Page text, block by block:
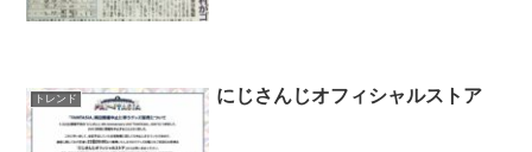
トレンド にじさんじオフィシャルストア